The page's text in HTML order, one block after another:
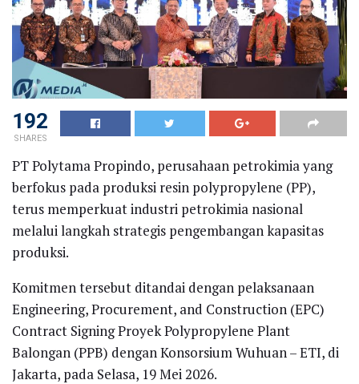
192
SHARES
PT Polytama Propindo, perusahaan petrokimia yang
berfokus pada produksi resin polypropylene (PP),
terus memperkuat industri petrokimia nasional
melalui langkah strategis pengembangan kapasitas
produksi.
Komitmen tersebut ditandai dengan pelaksanaan
Engineering, Procurement, and Construction (EPC)
Contract Signing Proyek Polypropylene Plant
Balongan (PPB) dengan Konsorsium Wuhuan – ETI, di
Jakarta, pada Selasa, 19 Mei 2026.